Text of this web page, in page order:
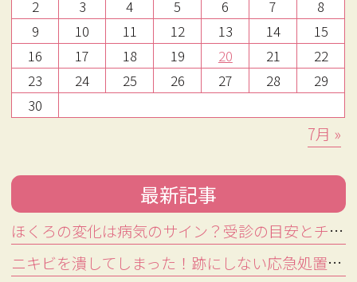
・各種研修への参加
・クリニック関連業務
【給与】
時給1,500円～1,600円
年2回支給（業績による）
【各種手当】
通勤手当支給（上限20,000
円）
観察してもらうほうが気持ち
の整理は進みやすくなりま
す。
ル(非対称・境界・色むら・大
きさ・変化速度)がセルフチェ
ックの目安となる
- 出血やかゆみを伴う場合、
成人後の新しいほくろは皮膚
科での観察が検討材料となる
- 受診時はダーモスコピー検
りや
沈着
があ
- 応
は控
- 強
は、
い
...続
2
3 4 5 6 7
8
9
10 11 12 13 14
15
16
17 18 19 20 21
22
23
24 25 26 27 28
29
30
7月 »
最新記事
ほくろの変化は病気のサイン？受診の目安とチェック項目を解説
ニキビを潰してしまった！跡にしない応急処置と受診の目安を解説